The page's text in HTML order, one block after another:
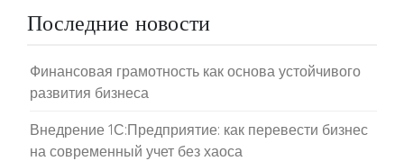
Последние новости
Финансовая грамотность как основа устойчивого
развития бизнеса
Внедрение 1С:Предприятие: как перевести бизнес
на современный учет без хаоса